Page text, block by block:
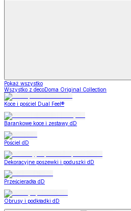
Pokaż wszystko
Wszystko z decoDoma Original Collection
Koce i pościel Dual Feel®
Barankowe koce i zestawy dD
Pościel dD
Dekoracyjne poszewki i poduszki dD
Prześcieradła dD
Obrusy i podkładki dD